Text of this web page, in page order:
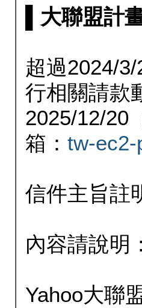
▌大聯盟計
超過2024/
行相關請款
2025/12/20
箱： tw-ec2-
信件主旨註
內容請說明：
Yahoo大聯